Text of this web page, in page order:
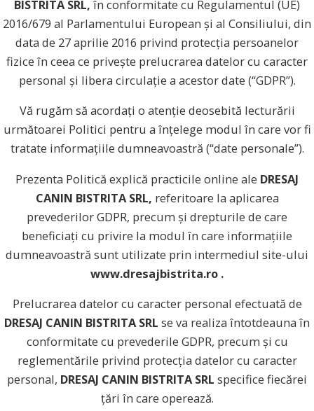
BISTRITA SRL, în conformitate cu Regulamentul (UE)
2016/679 al Parlamentului European și al Consiliului, din
data de 27 aprilie 2016 privind protecția persoanelor
fizice în ceea ce privește prelucrarea datelor cu caracter
personal și libera circulație a acestor date (“GDPR”).
Vă rugăm să acordați o atenție deosebită lecturării
următoarei Politici pentru a înțelege modul în care vor fi
tratate informațiile dumneavoastră (“date personale”).
Prezenta Politică explică practicile online ale DRESAJ
CANIN BISTRITA SRL, referitoare la aplicarea
prevederilor GDPR, precum și drepturile de care
beneficiați cu privire la modul în care informațiile
dumneavoastră sunt utilizate prin intermediul site-ului
www.dresajbistrita.ro .
Prelucrarea datelor cu caracter personal efectuată de
DRESAJ CANIN BISTRITA SRL se va realiza întotdeauna în
conformitate cu prevederile GDPR, precum și cu
reglementările privind protecția datelor cu caracter
personal, DRESAJ CANIN BISTRITA SRL specifice fiecărei
țări în care operează.